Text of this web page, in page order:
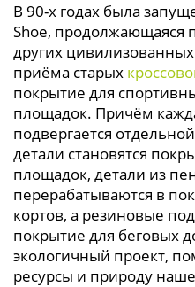
В 90-х годах была
Shoe, продолжающаяся
других
приёма старых
покрытие для
площадок. Причём
подвергается
детали становятся
площадок, детали из
перерабатываются в
кортов, а резиновые
покрытие для беговых
экологичный проект,
ресурсы и природу